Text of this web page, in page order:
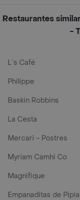
Restaurantes
-
L´s Café
Philippe
Baskin Robbins
La Cesta
Mercari - Postres
Myriam Camhi Co
Magnifique
Empanaditas de